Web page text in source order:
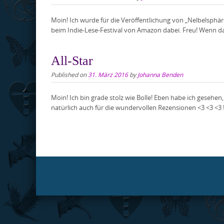
Moin! Ich wurde für die Veröffentlichung von
beim Indie-Lese-Festival von Amazon dabei. Freu! Wenn
All-Star
Published on31. März 2016byJohanna Benden
Moin! Ich bin grade stolz wie Bolle! Eben habe ich
natürlich auch für die wundervollen Rezensionen <3 <3